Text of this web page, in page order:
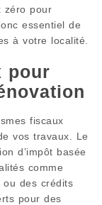
zéro pour
essentiel de
à votre localité.
pour
fiscaux
vos travaux. Le
d’impôt basée
comme
ou des crédits
pour des